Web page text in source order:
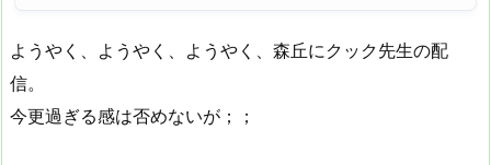
ようやく、ようやく、ようやく、森丘にクック先生の配
信。
今更過ぎる感は否めないが；；